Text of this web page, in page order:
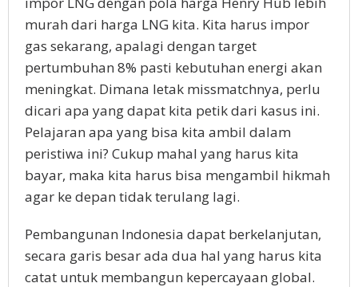
murah dari harga LNG kita. Kita harus impor
gas sekarang, apalagi dengan target
pertumbuhan 8% pasti kebutuhan energi akan
meningkat. Dimana letak missmatchnya, perlu
dicari apa yang dapat kita petik dari kasus ini.
Pelajaran apa yang bisa kita ambil dalam
peristiwa ini? Cukup mahal yang harus kita
bayar, maka kita harus bisa mengambil hikmah
agar ke depan tidak terulang lagi.
Pembangunan Indonesia dapat berkelanjutan,
secara garis besar ada dua hal yang harus kita
catat untuk membangun kepercayaan global.